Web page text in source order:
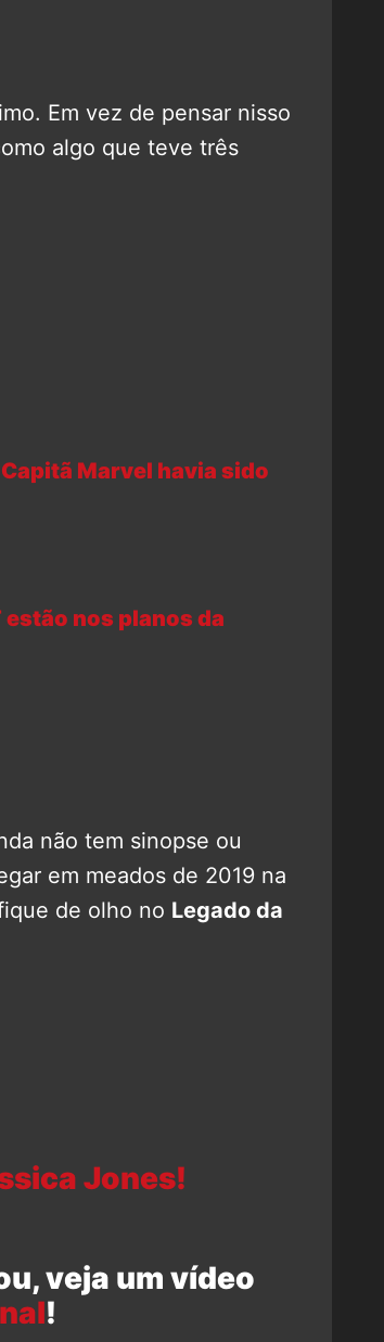
Em vez de pensar nisso
algo que teve três
Marvel havia sido
estão nos planos da
não tem sinopse ou
em meados de 2019 na
de olho no Legado da
Jones!
veja um vídeo
!